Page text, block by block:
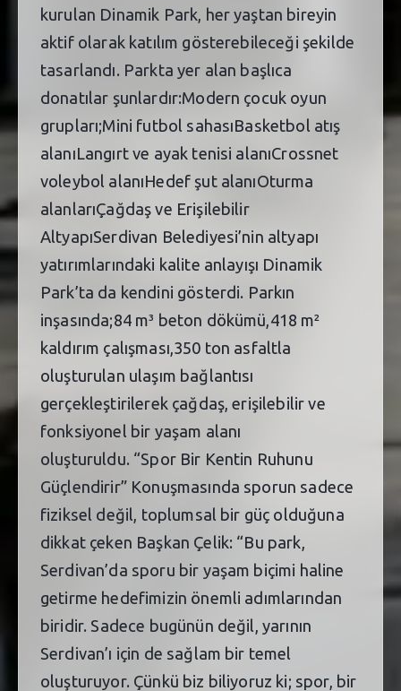
kurulan Dinamik Park, her yaştan bireyin
aktif olarak katılım gösterebileceği şekilde
tasarlandı. Parkta yer alan başlıca
donatılar şunlardır:Modern çocuk oyun
grupları;Mini futbol sahasıBasketbol atış
alanıLangırt ve ayak tenisi alanıCrossnet
voleybol alanıHedef şut alanıOturma
alanlarıÇağdaş ve Erişilebilir
AltyapıSerdivan Belediyesi’nin altyapı
yatırımlarındaki kalite anlayışı Dinamik
Park’ta da kendini gösterdi. Parkın
inşasında;84 m³ beton dökümü,418 m²
kaldırım çalışması,350 ton asfaltla
oluşturulan ulaşım bağlantısı
gerçekleştirilerek çağdaş, erişilebilir ve
fonksiyonel bir yaşam alanı
oluşturuldu. “Spor Bir Kentin Ruhunu
Güçlendirir” Konuşmasında sporun sadece
fiziksel değil, toplumsal bir güç olduğuna
dikkat çeken Başkan Çelik: “Bu park,
Serdivan’da sporu bir yaşam biçimi haline
getirme hedefimizin önemli adımlarından
biridir. Sadece bugünün değil, yarının
Serdivan’ı için de sağlam bir temel
oluşturuyor. Çünkü biz biliyoruz ki; spor, bir